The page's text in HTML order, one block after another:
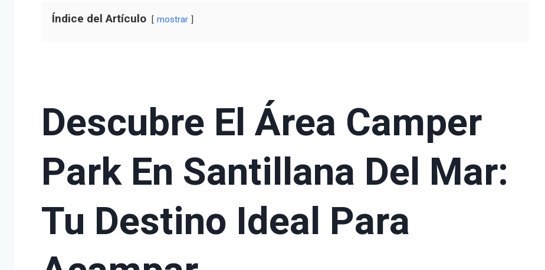
Índice del Artículo mostrar
Descubre El Área Camper
Park En Santillana Del Mar:
Tu Destino Ideal Para